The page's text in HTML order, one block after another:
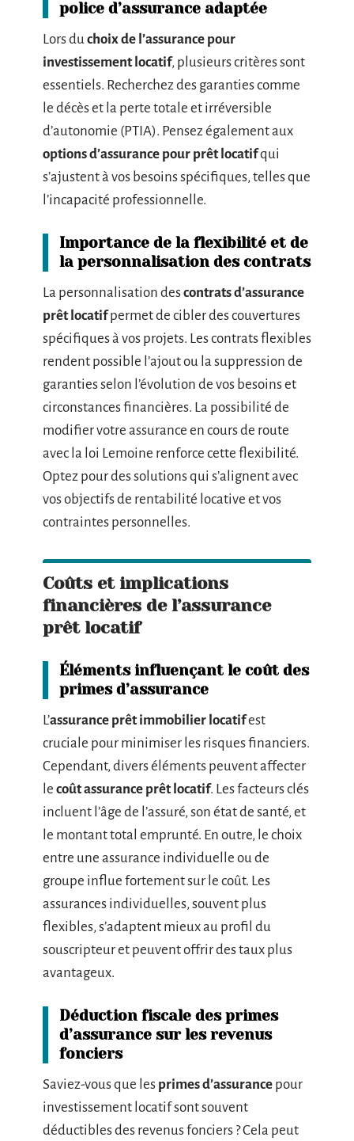
police d’assurance adaptée
Lors duchoix de l’assurance pour
investissement locatif, plusieurs critères sont
essentiels. Recherchez des garanties comme
le décès et la perte totale et irréversible
d’autonomie (PTIA). Pensez également aux
options d’assurance pour prêt locatifqui
s’ajustent à vos besoins spécifiques, telles que
l’incapacité professionnelle.
Importance de la flexibilité et de
la personnalisation des contrats
La personnalisation descontrats d’assurance
prêt locatifpermet de cibler des couvertures
spécifiques à vos projets. Les contrats flexibles
rendent possible l’ajout ou la suppression de
garanties selon l’évolution de vos besoins et
circonstances financières. La possibilité de
modifier votre assurance en cours de route
avec la loi Lemoine renforce cette flexibilité.
Optez pour des solutions qui s’alignent avec
vos objectifs de rentabilité locative et vos
contraintes personnelles.
Coûts et implications
financières de l’assurance
prêt locatif
Éléments influençant le coût des
primes d’assurance
L’assurance prêt immobilier locatifest
cruciale pour minimiser les risques financiers.
Cependant, divers éléments peuvent affecter
le coût assurance prêt locatif. Les facteurs clés
incluent l’âge de l’assuré, son état de santé, et
le montant total emprunté. En outre, le choix
entre une assurance individuelle ou de
groupe influe fortement sur le coût. Les
assurances individuelles, souvent plus
flexibles, s’adaptent mieux au profil du
souscripteur et peuvent offrir des taux plus
avantageux.
Déduction fiscale des primes
d’assurance sur les revenus
fonciers
Saviez-vous que les primes d’assurance pour
investissement locatif sont souvent
déductibles des revenus fonciers ? Cela peut